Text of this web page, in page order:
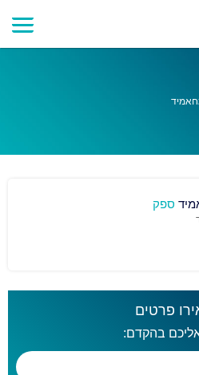
ספק
פרטים
אליכם בהקדם: